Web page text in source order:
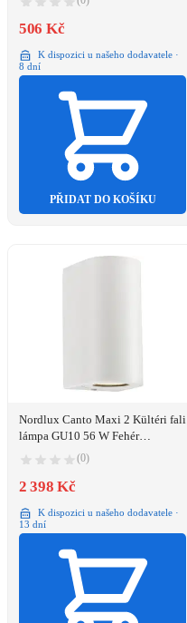
506 Kč
K dispozici u našeho dodavatele ·
8 dní
PŘIDAT DO KOŠÍKU
Nordlux Canto Maxi 2 Kültéri fali
lámpa GU10 56 W Fehér
(0)
2 398 Kč
K dispozici u našeho dodavatele ·
13 dní